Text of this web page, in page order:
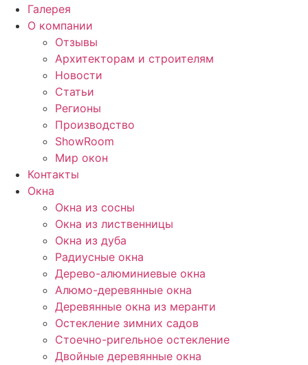
Галерея
О компании
Отзывы
Архитекторам и строителям
Новости
Статьи
Регионы
Производство
ShowRoom
Мир окон
Контакты
Окна
Окна из сосны
Окна из лиственницы
Окна из дуба
Радиусные окна
Дерево-алюминиевые окна
Алюмо-деревянные окна
Деревянные окна из меранти
Остекление зимних садов
Стоечно-ригельное остекление
Двойные деревянные окна